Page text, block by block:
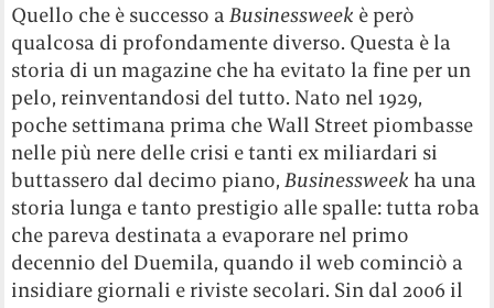
Quello che è successo aBusinessweek è però
qualcosa di profondamente diverso. Questa è la
storia di un magazine che ha evitato la fine per un
pelo, reinventandosi del tutto. Nato nel 1929,
poche settimana prima che Wall Street piombasse
nelle più nere delle crisi e tanti ex miliardari si
buttassero dal decimo piano,Businessweek ha una
storia lunga e tanto prestigio alle spalle: tutta roba
che pareva destinata a evaporare nel primo
decennio del Duemila, quando il web cominciò a
insidiare giornali e riviste secolari. Sin dal 2006 il